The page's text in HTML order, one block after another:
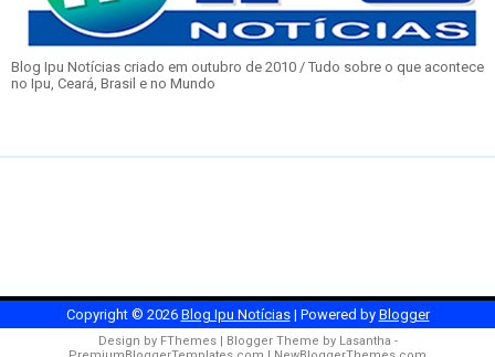
Blog Ipu Notícias criado em outubro de 2010 / Tudo sobre o que acontece
no Ipu, Ceará, Brasil e no Mundo
Copyright © 2026 Blog Ipu Notícias| Powered by Blogger
Design by FThemes| Blogger Theme by Lasantha -